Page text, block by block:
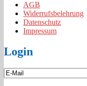
AGB
Widerrufsbelehrung
Datenschutz
Impressum
Login